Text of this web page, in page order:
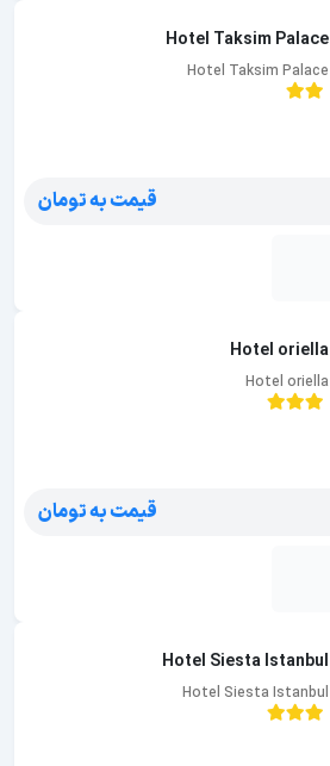
Hotel Taksim Palace
Hotel Taksim Palace
قیمت به تومان
Hotel oriella
Hotel oriella
قیمت به تومان
Hotel Siesta Istanbul
Hotel Siesta Istanbul